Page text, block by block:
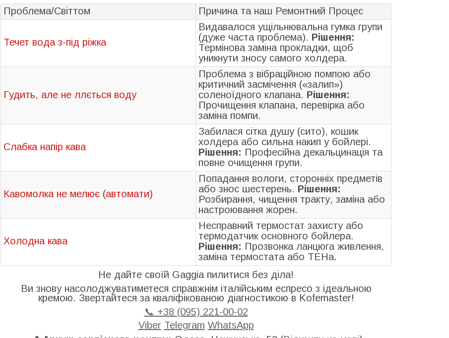
Проблема/Світтом
Причина та наш Ремонтний Процес
Течет вода з-під ріжка
Видавалося ущільнювальна гумка групи
(дуже часта проблема). Рішення:
Термінова заміна прокладки, щоб
уникнути зносу самого холдера.
Гудить, але не ллється воду
Проблема з вібраційною помпою або
критичний засмічення («залип»)
соленоїдного клапана. Рішення:
Прочищення клапана, перевірка або
заміна помпи.
Слабка напір кава
Забилася сітка душу (сито), кошик
холдера або сильна накип у бойлері.
Рішення: Професійна декальцинація та
повне очищення групи.
Кавомолка не мелює (автомати)
Попадання вологи, сторонніх предметів
або знос шестерень. Рішення:
Розбирання, чищення тракту, заміна або
настроювання жорен.
Холодна кава
Несправний термостат захисту або
термодатчик основного бойлера.
Рішення: Прозвонка ланцюга живлення,
заміна термостата або ТЕНа.
Не дайте своїй Gaggia пилитися без діла!
Ви знову насолоджуватиметеся справжнім італійським еспресо з ідеальною
кремою. Звертайтеся за кваліфікованою діагностикою в Kofemaster!
📞 +38 (095) 221-00-02
Viber Telegram WhatsApp